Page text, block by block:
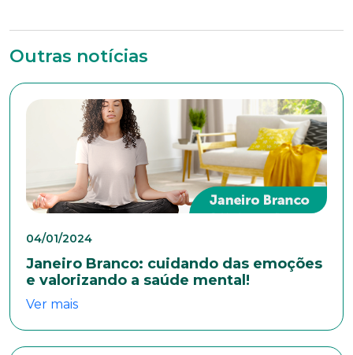
Outras notícias
04/01/2024
Janeiro Branco: cuidando das emoções
e valorizando a saúde mental!
Ver mais
Trabalhe conosco
Faça parte de uma instituição sólida, ética e
comprometida com o bem-estar dos seus
colaboradores. Preencha todos os dados abaixo e
anexe seu currículo.
*Campos obrigatórios